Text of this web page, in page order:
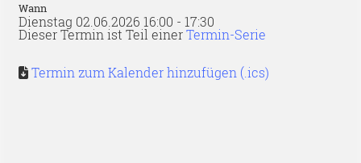
Wann
Dienstag 02.06.2026 16:00 - 17:30
Dieser Termin ist Teil einerTermin-Serie
Termin zum Kalender hinzufügen (.ics)